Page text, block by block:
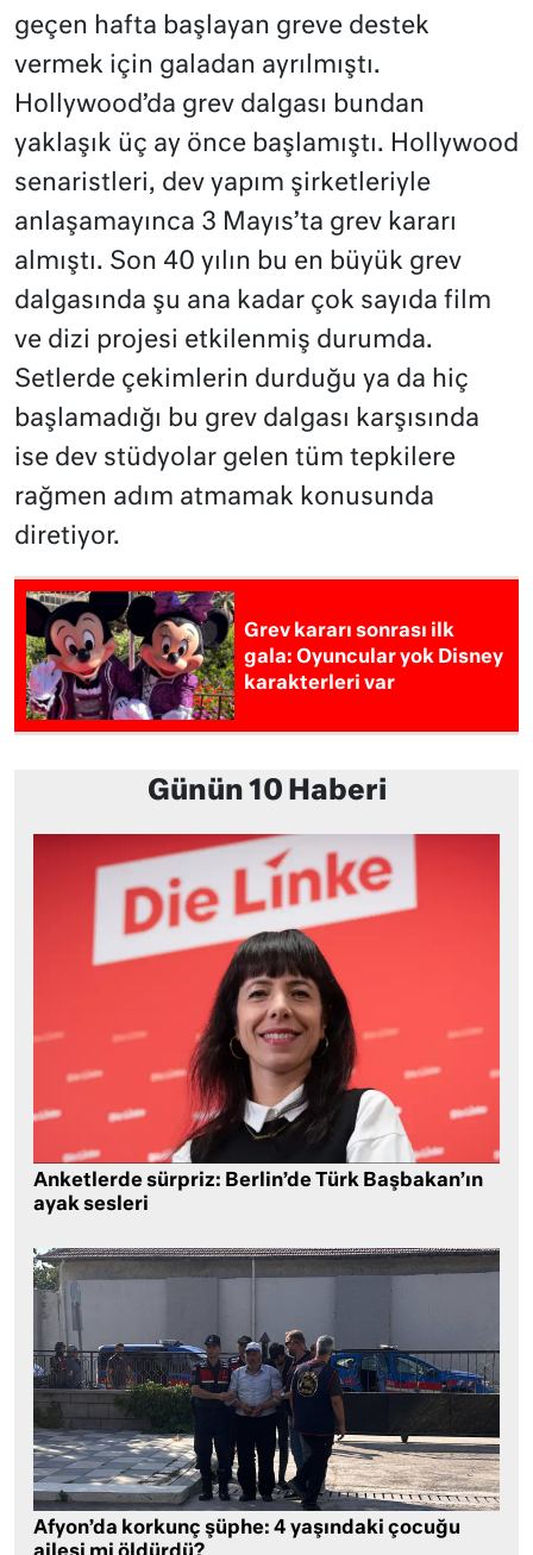
geçen hafta başlayan greve destek
vermek için galadan ayrılmıştı.
Hollywood’da grev dalgası bundan
yaklaşık üç ay önce başlamıştı. Hollywood
senaristleri, dev yapım şirketleriyle
anlaşamayınca 3 Mayıs’ta grev kararı
almıştı. Son 40 yılın bu en büyük grev
dalgasında şu ana kadar çok sayıda film
ve dizi projesi etkilenmiş durumda.
Setlerde çekimlerin durduğu ya da hiç
başlamadığı bu grev dalgası karşısında
ise dev stüdyolar gelen tüm tepkilere
rağmen adım atmamak konusunda
diretiyor.
Grev kararı sonrası ilk
gala: Oyuncular yok Disney
karakterleri var
Günün 10 Haberi
Anketlerde sürpriz: Berlin’de Türk Başbakan’ın
ayak sesleri
Afyon’da korkunç şüphe: 4 yaşındaki çocuğu